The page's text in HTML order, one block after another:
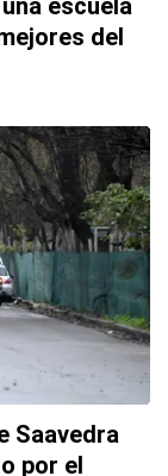
escuela
del
Saavedra
por el